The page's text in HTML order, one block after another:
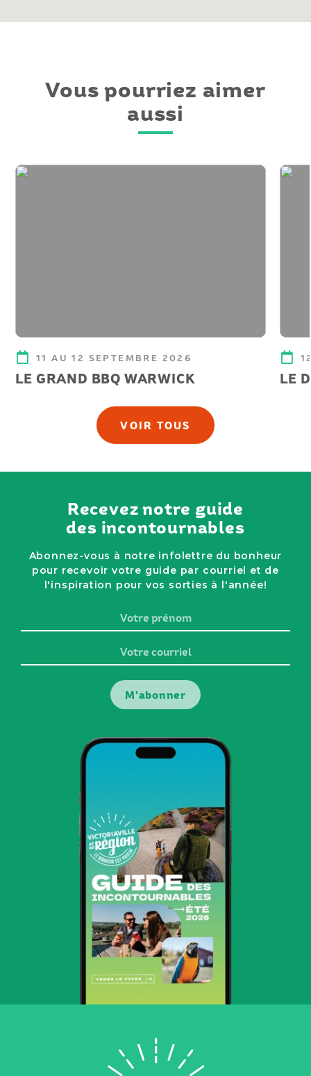
Vous pourriez aimer
aussi
11 AU 12 SEPTEMBRE 2026
LE GRAND BBQ WARWICK LE
VOIR TOUS
Recevez notre guide
des incontournables
Abonnez-vous à notre infolettre du bonheur
pour recevoir votre guide par courriel et de
l'inspiration pour vos sorties à l'année!
prénom
courriel